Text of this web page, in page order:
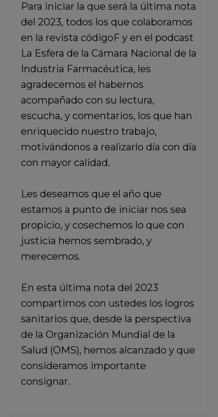
Para iniciar la que será la última nota
del 2023, todos los que colaboramos
en la revista códigoF y en el podcast
La Esfera de la Cámara Nacional de la
Industria Farmacéutica, les
agradecemos el habernos
acompañado con su lectura,
escucha, y comentarios, los que han
enriquecido nuestro trabajo,
motivándonos a realizarlo día con día
con mayor calidad.
Les deseamos que el año que
estamos a punto de iniciar nos sea
propicio, y cosechemos lo que con
justicia hemos sembrado, y
merecemos.
En esta última nota del 2023
compartimos con ustedes los logros
sanitarios que, desde la perspectiva
de la Organización Mundial de la
Salud (OMS), hemos alcanzado y que
consideramos importante
consignar.